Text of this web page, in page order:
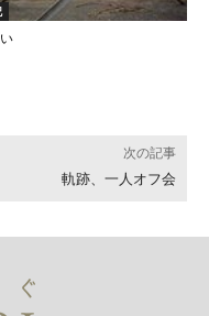
次の記事
軌跡、一人オフ会